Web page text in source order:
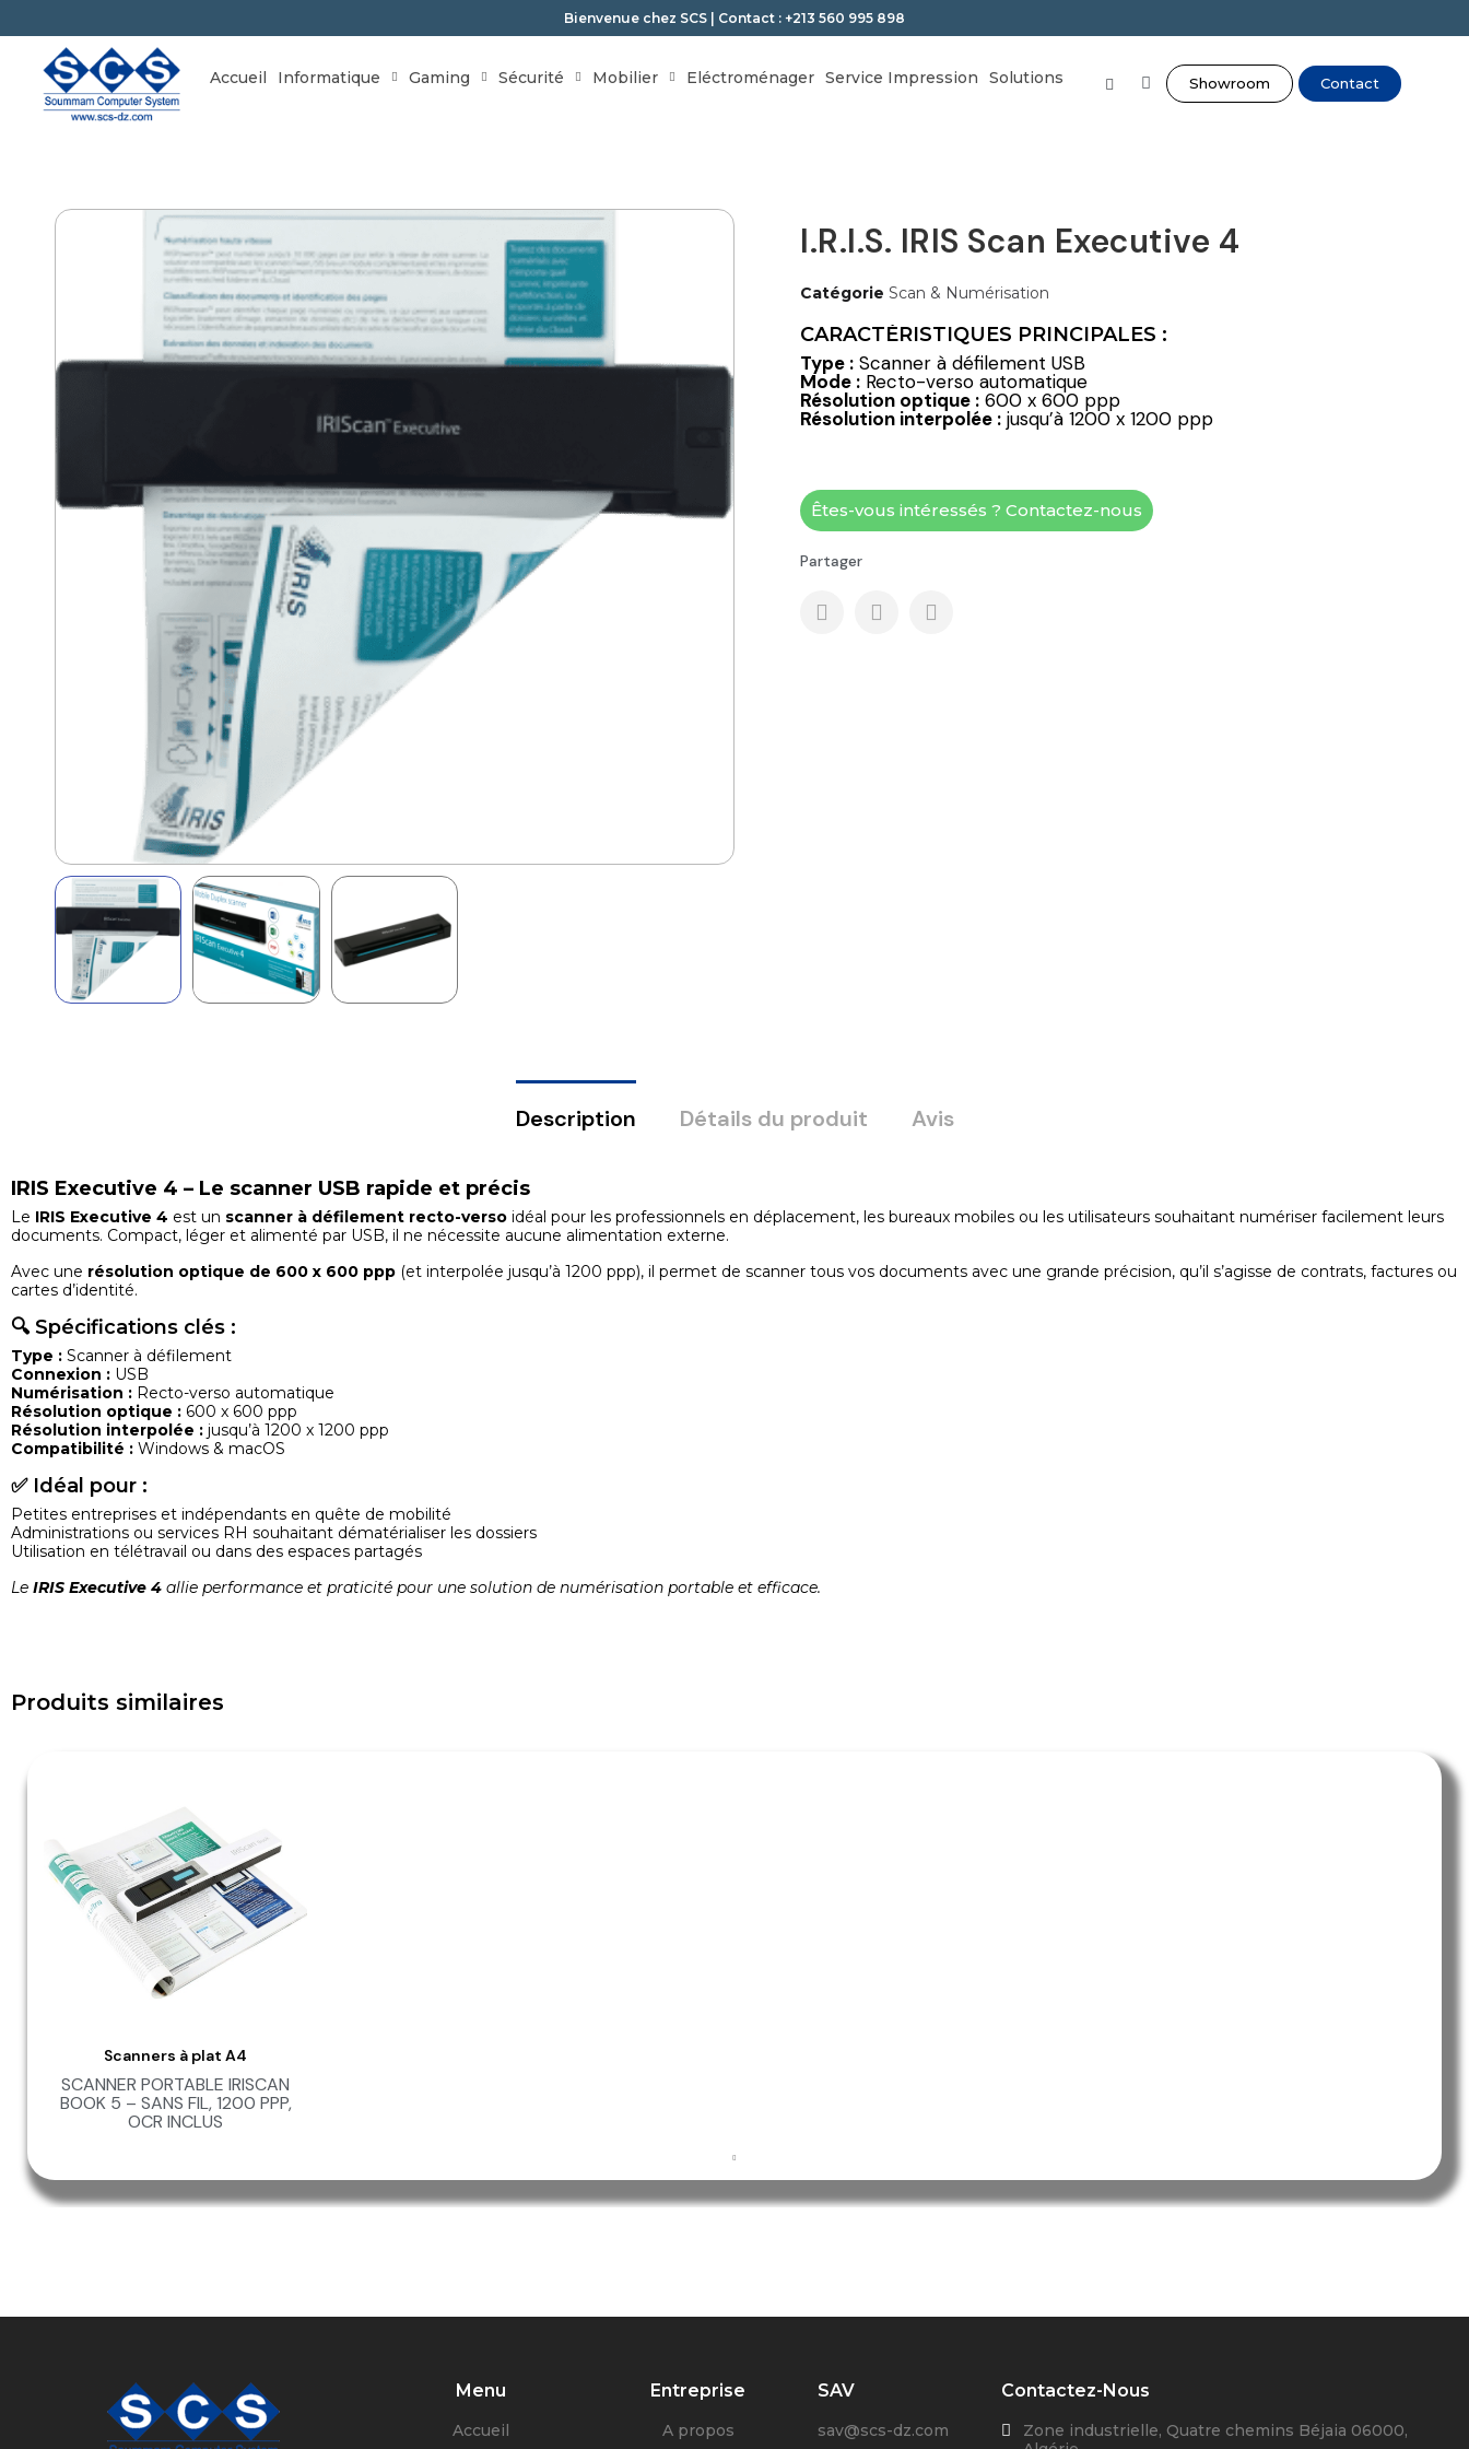
Bienvenue chez SCS | Contact : +213 560 995 898
Accueil Informatique Gaming Sécurité Mobilier Eléctroménager Service Impression Solutions Showroom Contact
I.R.I.S. IRIS Scan Executive 4
Catégorie Scan & Numérisation
CARACTÉRISTIQUES PRINCIPALES :
Type : Scanner à défilement USB
Mode : Recto-verso automatique
Résolution optique : 600 x 600 ppp
Résolution interpolée : jusqu’à 1200 x 1200 ppp
Êtes-vous intéressés ? Contactez-nous
Partager
Description Détails du produit Avis
IRIS Executive 4 – Le scanner USB rapide et précis
Le IRIS Executive 4 est un scanner à défilement recto-verso idéal pour les professionnels en déplacement, les bureaux mobiles ou les utilisateurs souhaitant numériser facilement leurs
documents. Compact, léger et alimenté par USB, il ne nécessite aucune alimentation externe.
Avec une résolution optique de 600 x 600 ppp (et interpolée jusqu’à 1200 ppp), il permet de scanner tous vos documents avec une grande précision, qu’il s’agisse de contrats, factures ou
cartes d’identité.
🔍 Spécifications clés :
Type : Scanner à défilement
Connexion : USB
Numérisation : Recto-verso automatique
Résolution optique : 600 x 600 ppp
Résolution interpolée : jusqu’à 1200 x 1200 ppp
Compatibilité : Windows & macOS
✅ Idéal pour :
Petites entreprises et indépendants en quête de mobilité
Administrations ou services RH souhaitant dématérialiser les dossiers
Utilisation en télétravail ou dans des espaces partagés
Le IRIS Executive 4 allie performance et praticité pour une solution de numérisation portable et efficace.
Produits similaires
Aperçu Rapide
Scanners à plat A4
SCANNER PORTABLE IRISCAN
BOOK 5 – SANS FIL, 1200 PPP,
OCR INCLUS
Menu
Accueil
Entreprise
A propos
SAV
sav@scs-dz.com
Contactez-Nous
Zone industrielle, Quatre chemins Béjaia 06000,